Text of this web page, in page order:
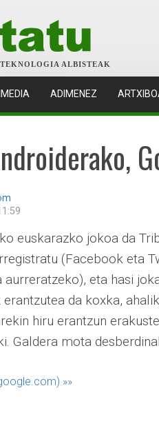
TEKNOLOGIA ALBISTEAK
ADIMENEZ
euskarazko jokoa da
(Facebook eta
aurreratzeko), eta hasi
da koxka,
hiru erantzun
Galdera mota
»»